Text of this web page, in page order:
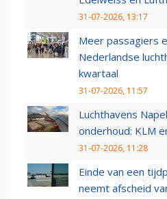
31-07-2026, 13:17
Meer passagiers
Nederlandse
kwartaal
31-07-2026, 11:57
Luchthavens
onderhoud: KLM
31-07-2026, 11:28
Einde van een
neemt afscheid